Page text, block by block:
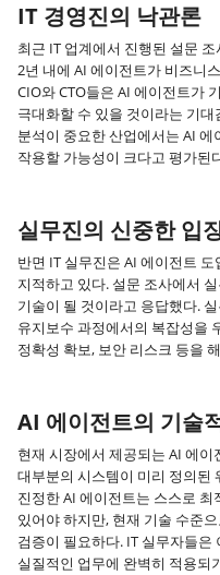
IT 경영진의 낙관론
최근 IT 업계에서 진행된 설문
2년 내에 AI 에이전트가 비즈니
CIO와 CTO들은 AI 에이전트가
극대화할 수 있을 것이라는 기
분석이 중요한 산업에서는 AI
작용할 가능성이 크다고 평가된
실무진의 신중한 입
반면 IT 실무진은 AI 에이전트
지적하고 있다. 설문 조사에서
기술이 될 것이라고 응답했다.
유지보수 과정에서의 복잡성을
정확성 확보, 보안 리스크 등을
AI 에이전트의 기술
현재 시장에서 제공되는 AI 에
대부분의 시스템이 미리 정의된
진정한 AI 에이전트는 스스로
있어야 하지만, 현재 기술 수준
검증이 필요하다. IT 실무자들
실질적인 업무에 완벽히 적용되